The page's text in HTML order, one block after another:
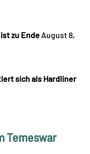
zu Ende August 8,
sich als Hardliner
Temeswar